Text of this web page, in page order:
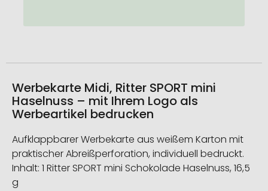
Werbekarte Midi, Ritter SPORT mini
Haselnuss – mit Ihrem Logo als
Werbeartikel bedrucken
Aufklappbarer Werbekarte aus weißem Karton mit
praktischer Abreißperforation, individuell bedruckt.
Inhalt: 1 Ritter SPORT mini Schokolade Haselnuss, 16,5
g